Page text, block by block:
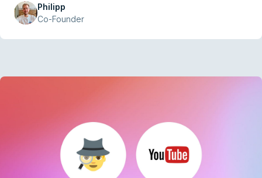
Philipp
Co-Founder